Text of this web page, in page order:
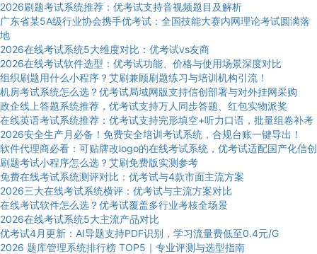
2026刷题考试系统推荐：优考试支持音视频题目及解析
广东省某5A级行业协会携手优考试：全国技能大赛内网理论考试圆满落
地
2026在线考试系统5大维度对比：优考试vs友商
2026在线考试软件选型：优考试功能、价格与使用场景深度对比
组织刷题用什么小程序？艾刷兼顾刷题练习与培训机构引流！
机房考试系统怎么选？优考试局域网版支持信创部署与对外挂网采购
政企线上答题系统推荐，优考试支持万人同步答题、红包实物派奖
在线英语考试系统推荐：优考试支持完形填空+听力口语，批量组卷补考
2026安全生产月必备！免费安全培训考试系统，合规台账一键导出！
软件代理商必看：可贴牌改logo的在线考试系统，优考试适配国产化信创
刷题考试小程序怎么选？艾刷免费版实测参考
免费在线考试系统测评对比：优考试与4款市面主流方案
2026三大在线考试系统横评：优考试与主流方案对比
在线考试软件怎么选？优考试覆盖多行业考核全场景
2026在线考试系统5大主流产品对比
优考试4月更新：AI导题支持PDF识别，学习流量费低至0.4元/G
2026 题库管理系统排行榜 TOP5｜专业评测与选型指南